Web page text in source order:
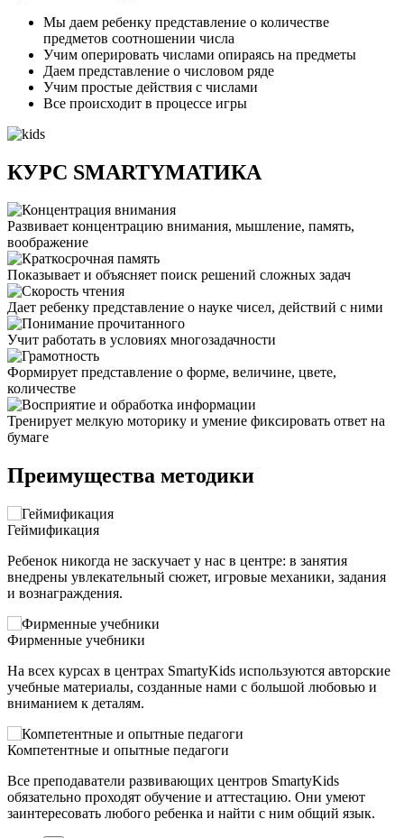
Мы даем ребенку представление о количестве
предметов соотношении числа
Учим оперировать числами опираясь на предметы
Даем представление о числовом ряде
Учим простые действия с числами
Все происходит в процессе игры
КУРС SMARTYМАТИКА
Развивает концентрацию внимания, мышление, память,
воображение
Показывает и объясняет поиск решений сложных задач
Дает ребенку представление о науке чисел, действий с ними
Учит работать в условиях многозадачности
Формирует представление о форме, величине, цвете,
количестве
Тренирует мелкую моторику и умение фиксировать ответ на
бумаге
Преимущества методики
Геймификация
Ребенок никогда не заскучает у нас в центре: в занятия
внедрены увлекательный сюжет, игровые механики, задания
и вознаграждения.
Фирменные учебники
На всех курсах в центрах SmartyKids используются авторские
учебные материалы, созданные нами с большой любовью и
вниманием к деталям.
Компетентные и опытные педагоги
Все преподаватели развивающих центров SmartyKids
обязательно проходят обучение и аттестацию. Они умеют
заинтересовать любого ребенка и найти с ним общий язык.